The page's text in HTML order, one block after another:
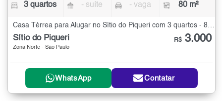
3 quartos - suíte - vaga 80 m²
Casa Térrea para Alugar no Sítio do Piqueri com 3 quartos - 80 m²
Sítio do Piqueri
Zona Norte - São Paulo
R$ 3.000
WhatsApp Contatar